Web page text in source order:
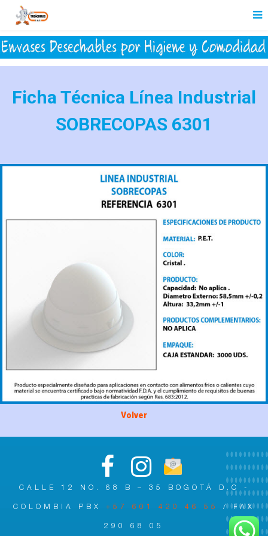
Ficha Técnica Línea Industrial
SOBRECOPAS 6301
Volver
CALLE 12 NO. 68 B – 35 BOGOTÁ D.C -
COLOMBIA PBX +57 601 420 46 55 / FAX
290 68 05